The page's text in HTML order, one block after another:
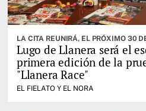
Lugo de Llanera será el
primera edición de la
"Llanera Race"
EL FIELATO Y EL NORA